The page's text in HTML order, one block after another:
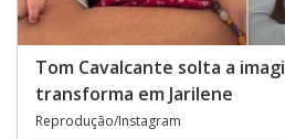
Tom Cavalcante solta a
transforma em Jarilene
Reprodução/Instagram